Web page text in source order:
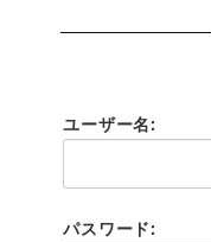
ユーザー名:
パスワード: